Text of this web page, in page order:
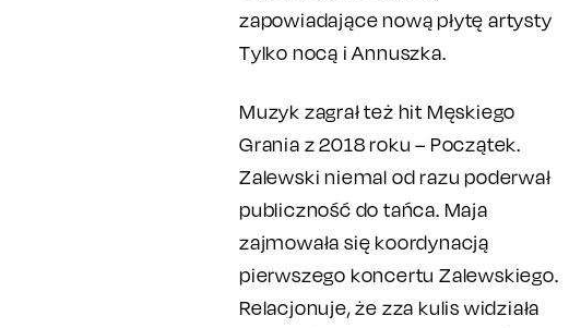
zapowiadające nową płytę artysty
Tylko nocą i Annuszka.
Muzyk zagrał też hit Męskiego
Grania z 2018 roku – Początek.
Zalewski niemal od razu poderwał
publiczność do tańca. Maja
zajmowała się koordynacją
pierwszego koncertu Zalewskiego.
Relacjonuje, że zza kulis widziała